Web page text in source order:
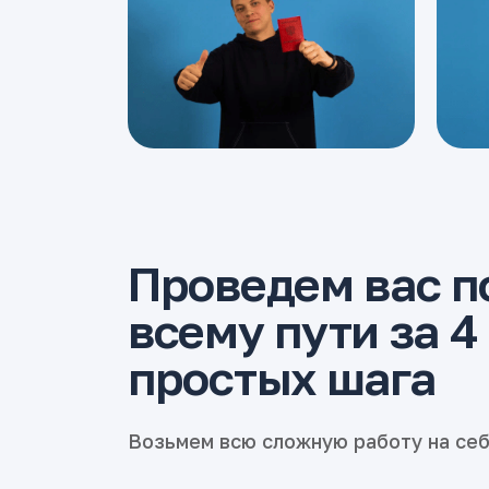
Проведем вас
всему пути за 4
простых шага
Возьмем всю сложную работу на